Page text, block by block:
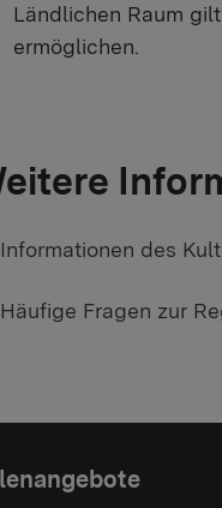
Ländlichen Raum
ermöglichen.
Externer Link:
Informationen des
Externer Link:
Häufige Fragen zur